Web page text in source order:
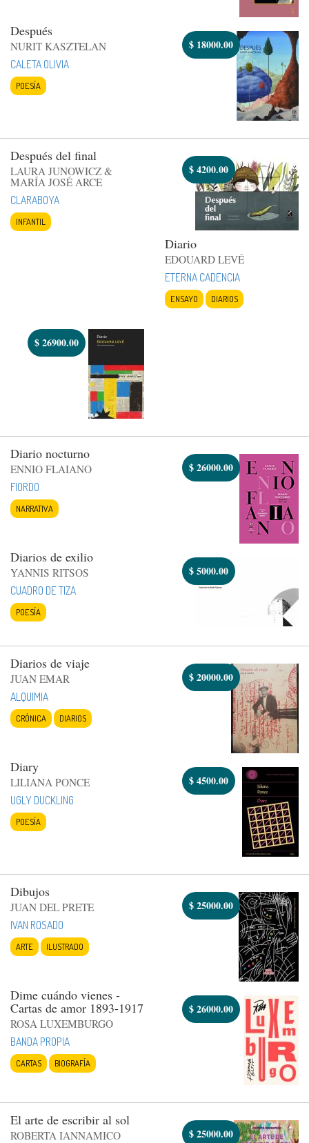
Después
NURIT KASZTELAN
CALETA OLIVIA
POESÍA
$ 18000.00
Después del final
LAURA JUNOWICZ &
MARÍA JOSÉ ARCE
CLARABOYA
INFANTIL
$4200.00
Diario
EDOUARD LEVÉ
ETERNA CADENCIA
ENSAYO DIARIOS
$26900.00
Diario nocturno
ENNIO FLAIANO
FIORDO
NARRATIVA
$26000.00
Diarios de exilio
YANNIS RITSOS
CUADRO DE TIZA
POESÍA
$5000.00
Diarios de viaje
JUAN EMAR
ALQUIMIA
CRÓNICA DIARIOS
$20000.00
Diary
LILIANA PONCE
UGLY DUCKLING
POESÍA
$4500.00
Dibujos
JUAN DEL PRETE
IVAN ROSADO
ARTE ILUSTRADO
$25000.00
Dime cuándo vienes -
Cartas de amor 1893-1917
ROSA LUXEMBURGO
BANDA PROPIA
CARTAS BIOGRAFÍA
$26000.00
El arte de escribir al sol
ROBERTA IANNAMICO
$25000.00